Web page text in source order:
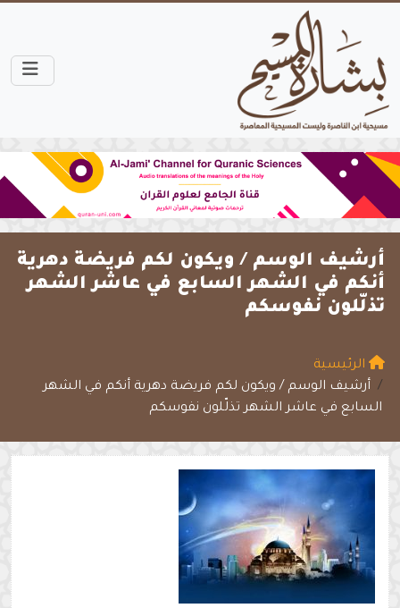
أرشيف الوسم / ويكون لكم فريضة دهرية
أنكم في الشهر السابع في عاشر الشهر
تذلّلون نفوسكم
الرئيسية
أرشيف الوسم / ويكون لكم فريضة دهرية أنكم في الشهر
السابع في عاشر الشهر تذلّلون نفوسكم